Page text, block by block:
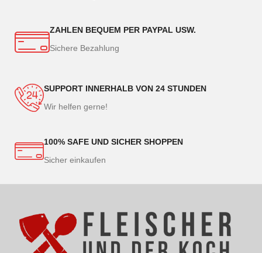
ZAHLEN BEQUEM PER PAYPAL USW.
Sichere Bezahlung
SUPPORT INNERHALB VON 24 STUNDEN
Wir helfen gerne!
100% SAFE UND SICHER SHOPPEN
Sicher einkaufen